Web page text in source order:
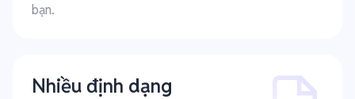
bạn.
Nhiều định dạng